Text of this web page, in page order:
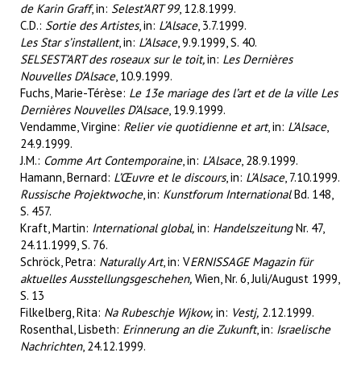
de Karin Graff, in: Selest’ART 99, 12.8.1999.
C.D.: Sortie des Artistes, in: L’Alsace, 3.7.1999.
Les Star s’installent, in: L’Alsace, 9.9.1999, S. 40.
SELSEST’ART des roseaux sur le toit,in: Les Dernières
Nouvelles D’Alsace, 10.9.1999.
Fuchs, Marie-Térèse: Le 13e mariage des l’art et de la ville Les
Dernières Nouvelles D’Alsace, 19.9.1999.
Vendamme, Virgine: Relier vie quotidienne et art, in: L’Alsace,
24.9.1999.
J.M.: Comme Art Contemporaine, in: L’Alsace, 28.9.1999.
Hamann, Bernard: L’Œuvre et le discours, in: L’Alsace, 7.10.1999.
Russische Projektwoche, in: Kunstforum InternationalBd. 148,
S. 457.
Kraft, Martin: International global, in: HandelszeitungNr. 47,
24.11.1999, S. 76.
Schröck, Petra: Naturally Art, in: VERNISSAGE Magazin für
aktuelles Ausstellungsgeschehen, Wien, Nr. 6, Juli/August 1999,
S. 13
Filkelberg, Rita: Na Rubeschje Wjkow, in: Vestj, 2.12.1999.
Rosenthal, Lisbeth: Erinnerung an die Zukunft, in: Israelische
Nachrichten, 24.12.1999.